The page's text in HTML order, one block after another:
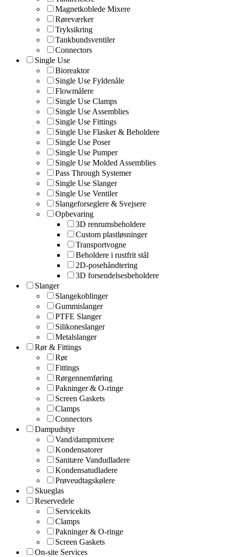
Magnetkoblede Mixere
Røreværker
Tryksikring
Tankbundsventiler
Connectors
Single Use
Bioreaktor
Single Use Fyldenåle
Flowmålere
Single Use Clamps
Single Use Assemblies
Single Use Fittings
Single Use Flasker & Beholdere
Single Use Poser
Single Use Pumper
Single Use Molded Assemblies
Pass Through Systemer
Single Use Slanger
Single Use Ventiler
Slangeforseglere & Svejsere
Opbevaring
3D renrumsbeholdere
Custom plastløsninger
Transportvogne
Beholdere i rustfrit stål
2D-posehåndtering
3D forsendelsesbeholdere
Slanger
Slangekoblinger
Gummislanger
PTFE Slanger
Silikoneslanger
Metalslanger
Rør & Fittings
Rør
Fittings
Rørgennemføring
Pakninger & O-ringe
Screen Gaskets
Clamps
Connectors
Dampudstyr
Vand/dampmixere
Kondensatorer
Sanitære Vandudladere
Kondensatudladere
Prøveudtagskølere
Skueglas
Reservedele
Servicekits
Clamps
Pakninger & O-ringe
Screen Gaskets
On-site Services